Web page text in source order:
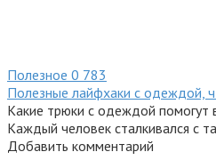
Полезное 0 783
Полезные лайфхаки с одеждой,
Какие трюки с одеждой помогут
Каждый человек сталкивался с
Добавить комментарий